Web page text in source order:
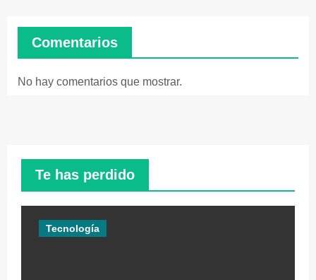
Comentarios
No hay comentarios que mostrar.
Te has perdido
Tecnología